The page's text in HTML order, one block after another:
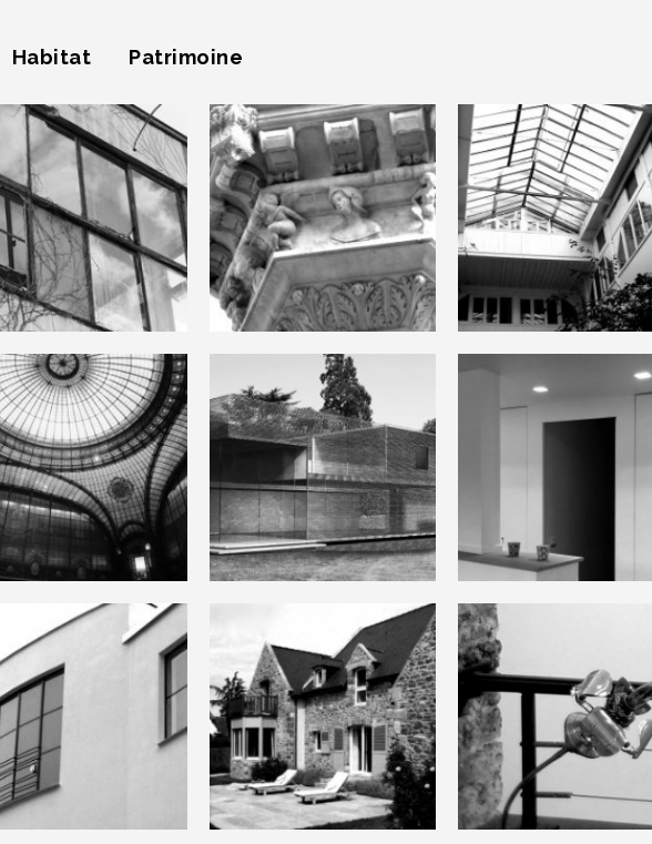
Habitat Patrimoine
Maison Zilveli
Hôtel de
Marisy
Usine
Doudeauville
Société
Générale –
Agence
Centrale
Villa à Meudon
Atelier
Grommaire
Maison à Saint-
Briac
Galerie d’Est
et d’Ouest